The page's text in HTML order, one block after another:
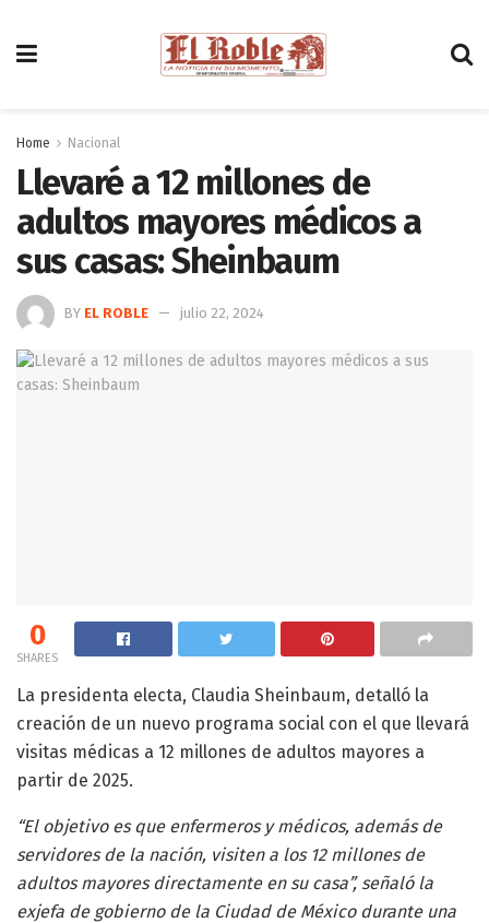
Home Nacional
Llevaré a 12 millones de
adultos mayores médicos a
sus casas: Sheinbaum
BY EL ROBLE julio 22, 2024
0
SHARES
La presidenta electa, Claudia Sheinbaum, detalló la
creación de un nuevo programa social con el que llevará
visitas médicas a 12 millones de adultos mayores a
partir de 2025.
“El objetivo es que enfermeros y médicos, además de
servidores de la nación, visiten a los 12 millones de
adultos mayores directamente en su casa”, señaló la
exjefa de gobierno de la Ciudad de México durante una